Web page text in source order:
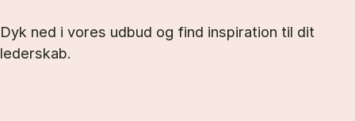
Dyk ned i vores udbud og find inspiration til dit
lederskab.